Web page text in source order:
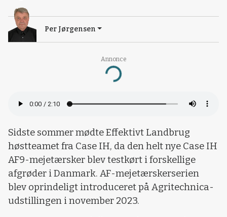
Annonce
Loading...
Per Jørgensen
Sidste sommer mødte Effektivt Landbrug
høstteamet fra Case IH, da den helt nye Case IH
AF9-mejetærsker blev testkørt i forskellige
afgrøder i Danmark. AF-mejetærskerserien
blev oprindeligt introduceret på Agritechnica-
udstillingen i november 2023.